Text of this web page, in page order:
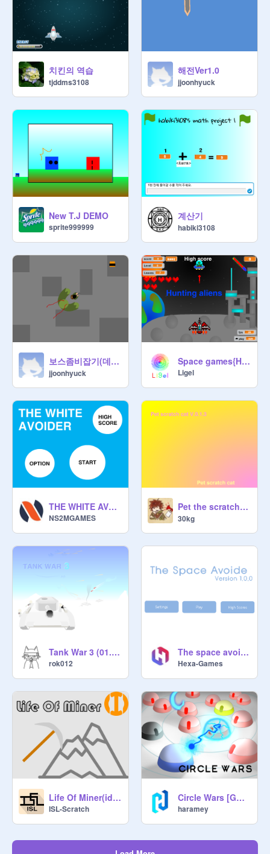
치킨의 역습
tjddms3108
해전Ver1.0
jjoonhyuck
New T.J DEMO
sprite999999
계산기
habiki3108
보스좀비잡기(데드타운팬게임)
jjoonhyuck
Space games{Hunting aliens}ver.1.13.1
Ligel
THE WHITE AVOIDER
NS2MGAMES
Pet the scratch cat!스캣 키우기
30kg
Tank War 3 (01.04.2017)
rok012
The space avoider v.1
Hexa-Games
Life Of Miner(idle)
ISL-Scratch
Circle Wars [GAME]
haramey